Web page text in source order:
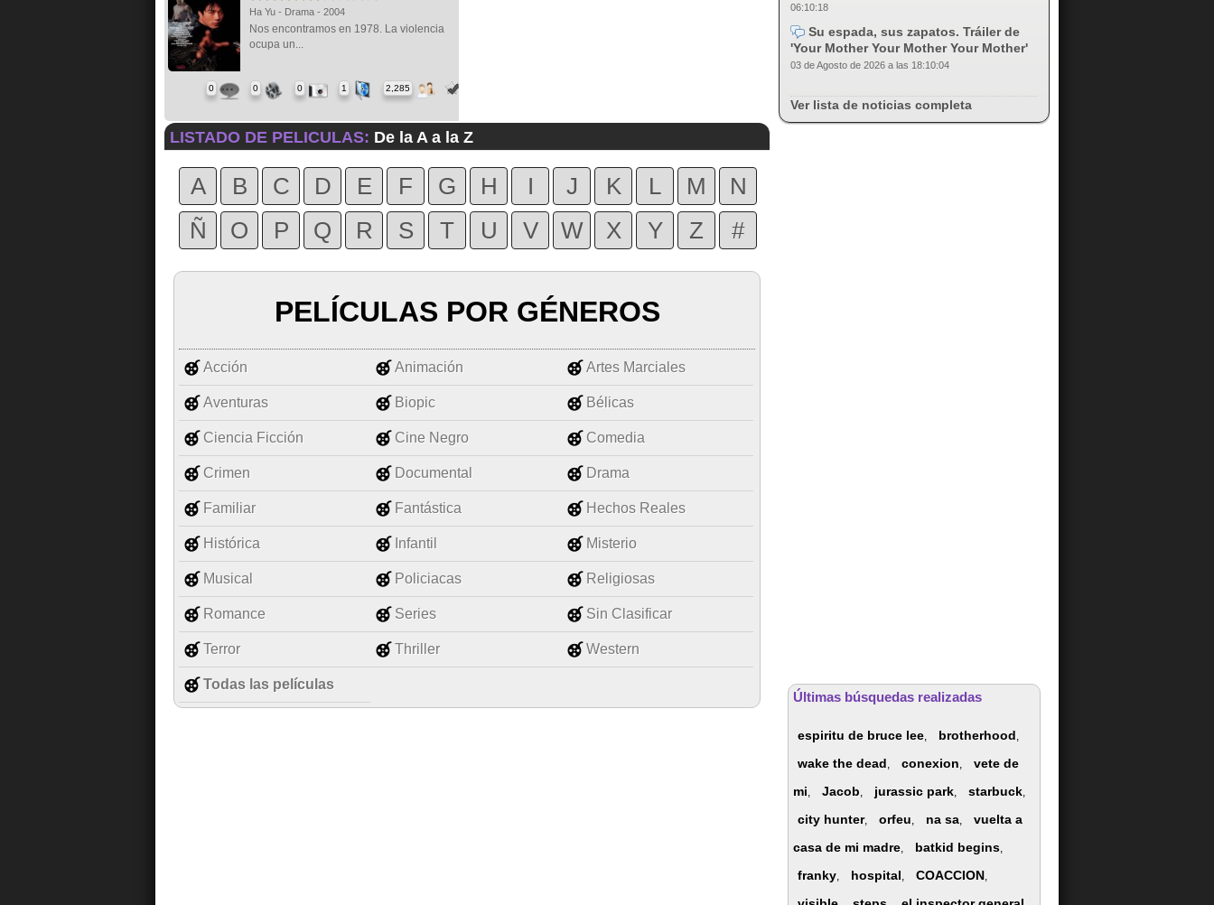
Ha Yu - Drama - 2004
Nos encontramos en 1978. La violencia
ocupa un...
0 0 0 1 2,285
LISTADO DE PELICULAS: De la A a la Z
A B C D E F G H I J K L M
N
Ñ
O P Q R S T U V W X Y Z #
PELÍCULAS POR GÉNEROS
Acción Animación Artes Marciales
Aventuras Biopic Bélicas
Ciencia Ficción Cine Negro Comedia
Crimen Documental Drama
Familiar Fantástica Hechos Reales
Histórica Infantil Misterio
Musical Policiacas Religiosas
Romance Series Sin Clasificar
Terror Thriller Western
Todas las películas
06:10:18
Su espada, sus zapatos. Tráiler de
'Your Mother Your Mother Your Mother'
03 de Agosto de 2026 a las 18:10:04
Ver lista de noticias completa
Últimas búsquedas realizadas
espiritu de bruce lee, brotherhood,
wake the dead, conexion,
vete de
mi, Jacob, jurassic park, starbuck,
city hunter, orfeu, na sa,
vuelta a
casa de mi madre, batkid begins,
franky, hospital, COACCION,